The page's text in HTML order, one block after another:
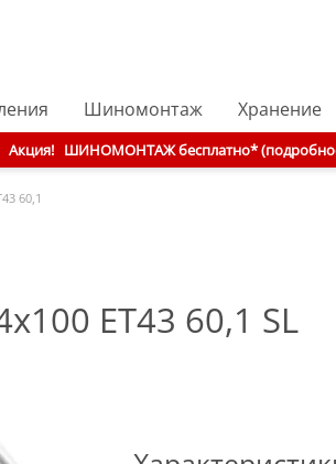
Шиномонтаж Хранение
Акция! ШИНОМОНТАЖ бесплатно*
60,1
ET43 60,1 SL